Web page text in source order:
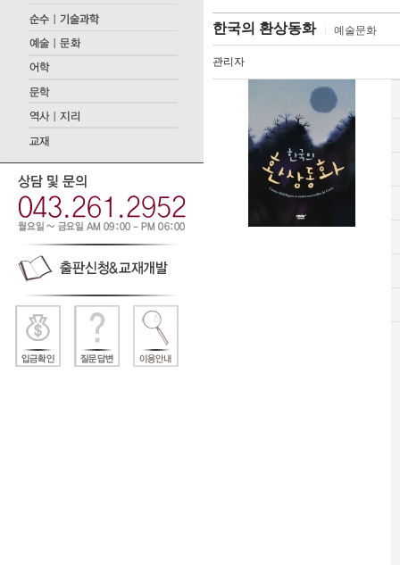
한국의 환상동화 예술문화
관리자